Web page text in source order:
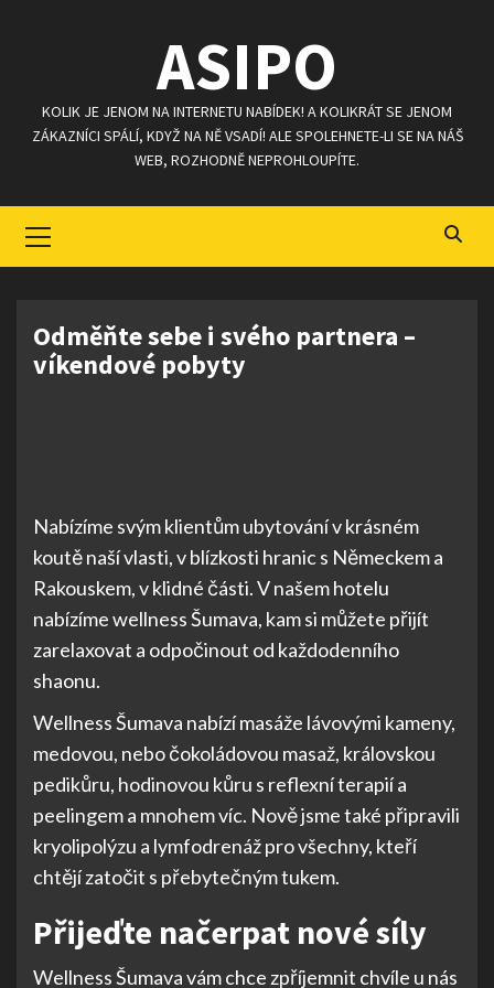
ASIPO
KOLIK JE JENOM NA INTERNETU NABÍDEK! A KOLIKRÁT SE JENOM
ZÁKAZNÍCI SPÁLÍ, KDYŽ NA NĚ VSADÍ! ALE SPOLEHNETE-LI SE NA NÁŠ
WEB, ROZHODNĚ NEPROHLOUPÍTE.
Menu
Odměňte sebe i svého partnera –
víkendové pobyty
Nabízíme svým klientům ubytování v krásném
koutě naší vlasti, v blízkosti hranic s Německem a
Rakouskem, v klidné části. V našem hotelu
nabízíme wellness Šumava, kam si můžete přijít
zarelaxovat a odpočinout od každodenního
shaonu.
Wellness Šumava nabízí masáže lávovými kameny,
medovou, nebo čokoládovou masaž, královskou
pedikůru, hodinovou kůru s reflexní terapií a
peelingem a mnohem víc. Nově jsme také připravili
kryolipolýzu a lymfodrenáž pro všechny, kteří
chtějí zatočit s přebytečným tukem.
Přijeďte načerpat nové síly
Wellness Šumavavám chce zpříjemnit chvíle u nás